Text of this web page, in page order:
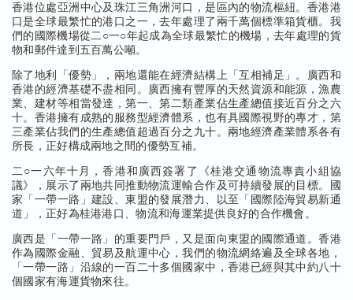
香港位處亞洲中心及珠江三角洲河口，是區內的物流樞紐。香港港
口是全球最繁忙的港口之一，去年處理了兩千萬個標準箱貨櫃。我
們的國際機場從二○一○年起成為全球最繁忙的機場，去年處理的貨
物和郵件達到五百萬公噸。
除了地利「優勢」，兩地還能在經濟結構上「互相補足」。廣西和
香港的經濟基礎不盡相同。廣西擁有豐厚的天然資源和能源，漁農
業、建材等相當發達，第一、第二類產業佔生產總值接近百分之六
十。香港擁有成熟的服務型經濟體系，也有具國際視野的專才，第
三產業佔我們的生產總值超過百分之九十。兩地經濟產業體系各有
所長，正好構成兩地之間的優勢互補。
二○一六年十月，香港和廣西簽署了《桂港交通物流專責小組協
議》，展示了兩地共同推動物流運輸合作及可持續發展的目標。國
家「一帶一路」建設、東盟的發展潛力、以至「國際陸海貿易新通
道」，正好為桂港港口、物流和海運業提供良好的合作機會。
廣西是「一帶一路」的重要門戶，又是面向東盟的國際通道。香港
作為國際金融、貿易及航運中心，我們的物流網絡遍及全球各地，
「一帶一路」沿線的一百二十多個國家中，香港已經與其中約八十
個國家有海運貨物來往。